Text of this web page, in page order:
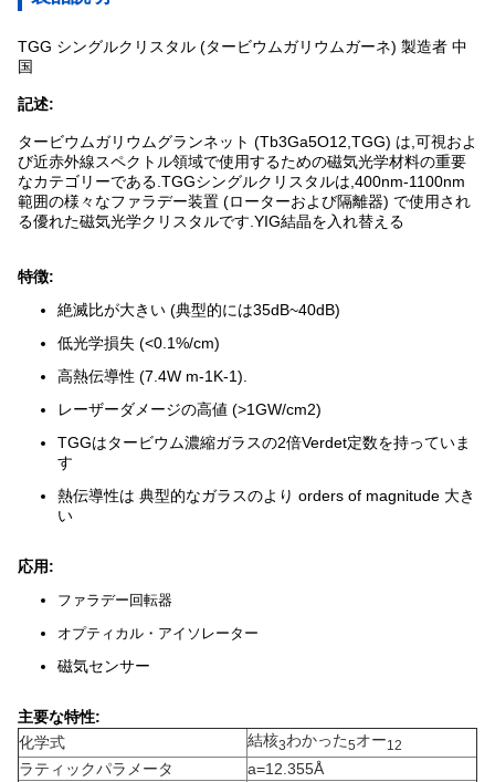
TGG シングルクリスタル (タービウムガリウムガーネ) 製造者 中
国
記述:
タービウムガリウムグランネット (Tb3Ga5O12,TGG) は,可視およ
び近赤外線スペクトル領域で使用するための磁気光学材料の重要
なカテゴリーである.TGGシングルクリスタルは,400nm-1100nm
範囲の様々なファラデー装置 (ローターおよび隔離器) で使用され
る優れた磁気光学クリスタルです.YIG結晶を入れ替える
特徴:
絶滅比が大きい (典型的には35dB~40dB)
低光学損失 (<0.1%/cm)
高熱伝導性 (7.4W m-1K-1).
レーザーダメージの高値 (>1GW/cm2)
TGGはタービウム濃縮ガラスの2倍Verdet定数を持っていま
す
熱伝導性は 典型的なガラスのより orders of magnitude 大き
い
応用:
ファラデー回転器
オプティカル・アイソレーター
磁気センサー
主要な特性:
化学式
結核3わかった5オー12
ラティックパラメータ
a=12.355Å